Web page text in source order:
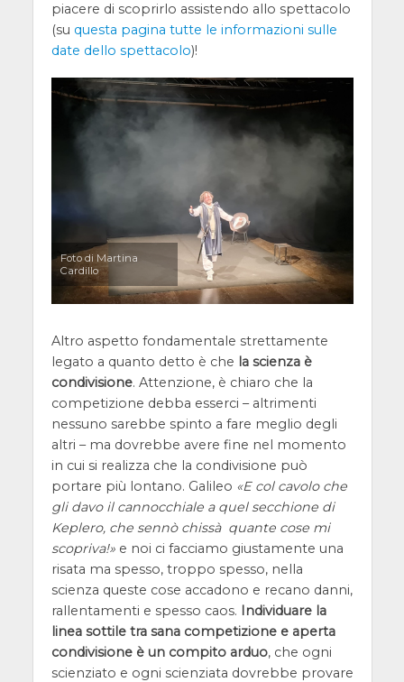
piacere di scoprirlo assistendo allo spettacolo
(su questa pagina tutte le informazioni sulle
date dello spettacolo)!
Foto di Martina
Cardillo
Altro aspetto fondamentale strettamente
legato a quanto detto è che la scienza è
condivisione. Attenzione, è chiaro che la
competizione debba esserci – altrimenti
nessuno sarebbe spinto a fare meglio degli
altri – ma dovrebbe avere fine nel momento
in cui si realizza che la condivisione può
portare più lontano. Galileo
E col cavolo che
gli davo il cannocchiale a quel secchione di
Keplero, che sennò chissà quante cose mi
scopriva! e noi ci facciamo giustamente una
risata ma spesso, troppo spesso, nella
scienza queste cose accadono e recano danni,
rallentamenti e spesso caos. Individuare la
linea sottile tra sana competizione e aperta
condivisione è un compito arduo, che ogni
scienziato e ogni scienziata dovrebbe provare